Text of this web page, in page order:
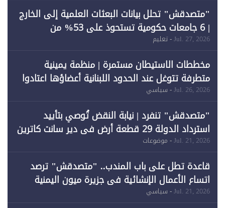
"متصدقش" تحلل بيانات البعثات العلمية إلى الخارج
| 6 جامعات حكومية تستحوذ على 53% من
Jul. 27, 2026- تعليم
مخططات الاستيطان مستمرة | منظمة يمينية
متطرفة تتوغل عند الحدود اللبنانية أعضاؤها اعتادوا
خرق الحدود
Jul. 26, 2026- سياسي
"متصدقش" تنفرد | نيابة النقض تُوصي بتأييد
استرداد الدولة 29 قطعة أرض في دير سانت كاترين
وقبول طعن الحكومة جزئيًا (1)
Jul. 21, 2026- موضوعات
قاعدة تطل على باب المندب.. "متصدقش" ترصد
اتساع الأعمال الإنشائية في جزيرة ميون اليمنية
Jul. 21, 2026- سياسي